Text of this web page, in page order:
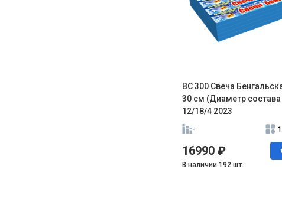
ВС 300 Свеча
30 см (Диаметр
12/18/4 2023
-
16990 ₽
В наличии 192 шт.